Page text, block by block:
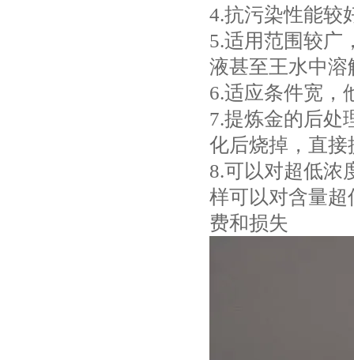
4.抗污染性能较
5.适用范围较广
液甚至王水中
6.适应条件宽，
7.提炼金的后处
化后烧掉，直
8.可以对超低浓
样可以对含量
费和损失